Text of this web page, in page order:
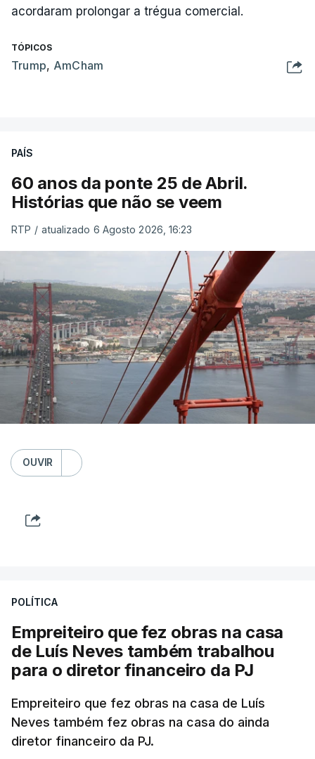
acordaram prolongar a trégua comercial.
TÓPICOS
Trump, AmCham
PAÍS
60 anos da ponte 25 de Abril.
Histórias que não se veem
RTP / atualizado 6 Agosto 2026, 16:23
OUVIR
POLÍTICA
Empreiteiro que fez obras na casa
de Luís Neves também trabalhou
para o diretor financeiro da PJ
Empreiteiro que fez obras na casa de Luís
Neves também fez obras na casa do ainda
diretor financeiro da PJ.